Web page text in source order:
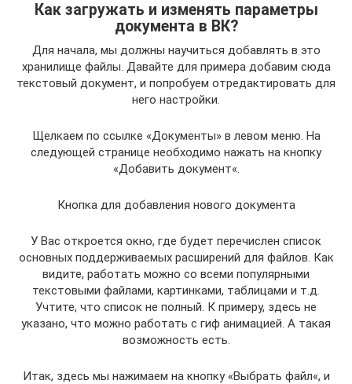
Как загружать и изменять параметры
документа в ВК?
Для начала, мы должны научиться добавлять в это
хранилище файлы. Давайте для примера добавим сюда
текстовый документ, и попробуем отредактировать для
него настройки.
Щелкаем по ссылке «Документы» в левом меню. На
следующей странице необходимо нажать на кнопку
«Добавить документ«.
Кнопка для добавления нового документа
У Вас откроется окно, где будет перечислен список
основных поддерживаемых расширений для файлов. Как
видите, работать можно со всеми популярными
текстовыми файлами, картинками, таблицами и т.д.
Учтите, что список не полный. К примеру, здесь не
указано, что можно работать с гиф анимацией. А такая
возможность есть.
Итак, здесь мы нажимаем на кнопку «Выбрать файл«, и